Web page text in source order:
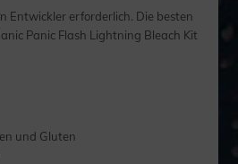
Entwickler erforderlich. Die besten
Panic Flash Lightning Bleach Kit
und Gluten